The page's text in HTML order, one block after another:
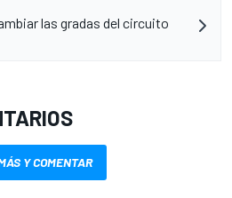
las gradas del circuito
Y COMENTAR